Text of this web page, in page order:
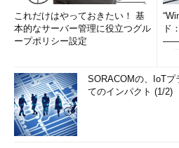
これだけはやっておきたい！ 基
本的なサーバー管理に役立つグル
ープポリシー設定
ド
――
SORACOMの、IoTプ
てのインパクト (1/2)